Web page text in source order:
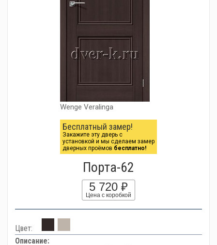
Wenge Veralinga
Бесплатный замер!
Закажите эту дверь с
установкой и мы сделаем замер
дверных проёмов бесплатно!
Порта-62
5 720 ₽
Цена с коробкой
Цвет:
Описание: